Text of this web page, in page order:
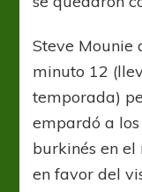
Steve Mounie
minuto 12
temporada)
empardó a los
burkinés en
en favor del